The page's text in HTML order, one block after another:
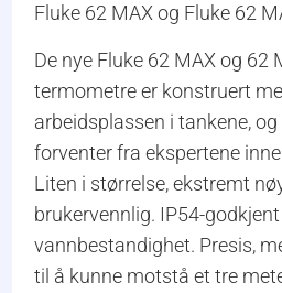
Fluke 62 MAX og Fluke 62
De nye Fluke 62 MAX og 62
termometre er konstruert
arbeidsplassen i tankene, og
forventer fra ekspertene
Liten i størrelse, ekstremt
brukervennlig. IP54-
vannbestandighet. Presis,
til å kunne motstå et tre